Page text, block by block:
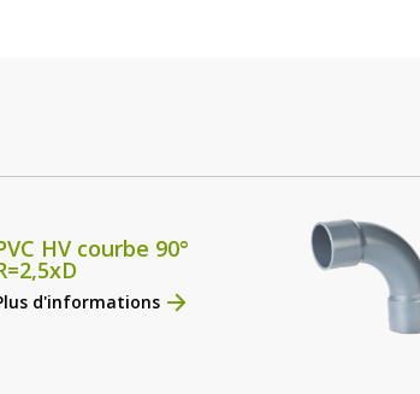
HV courbe 90°
d'informations